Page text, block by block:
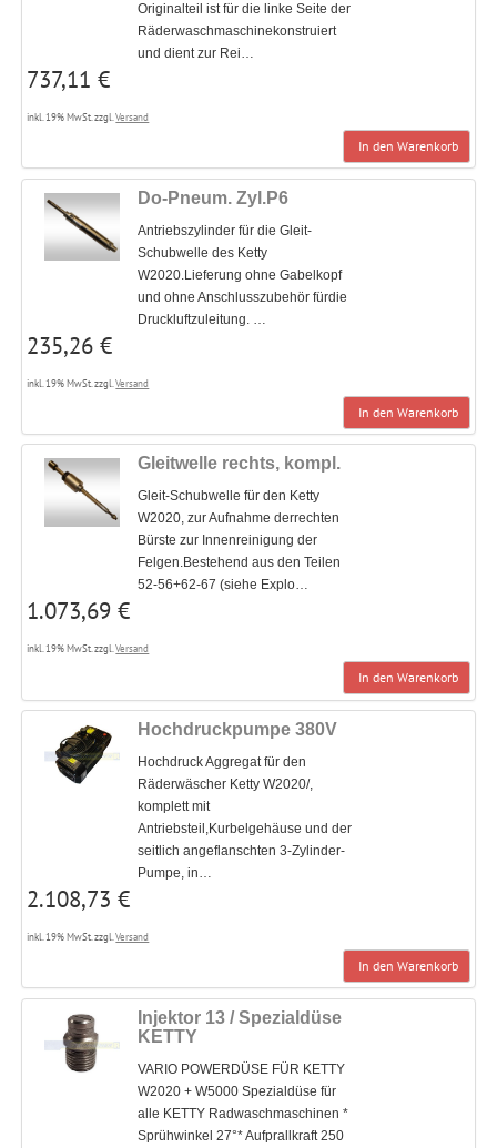
Originalteil ist für die linke Seite der
Räderwaschmaschinekonstruiert
und dient zur Rei…
737,11 €
inkl. 19% MwSt. zzgl.Versand
In den Warenkorb
Do-Pneum. Zyl.P6
Antriebszylinder für die Gleit-
Schubwelle des Ketty
W2020.Lieferung ohne Gabelkopf
und ohne Anschlusszubehör fürdie
Druckluftzuleitung. …
235,26 €
inkl. 19% MwSt. zzgl.Versand
In den Warenkorb
Gleitwelle rechts, kompl.
Gleit-Schubwelle für den Ketty
W2020, zur Aufnahme derrechten
Bürste zur Innenreinigung der
Felgen.Bestehend aus den Teilen
52-56+62-67 (siehe Explo…
1.073,69 €
inkl. 19% MwSt. zzgl.Versand
In den Warenkorb
Hochdruckpumpe 380V
Hochdruck Aggregat für den
Räderwäscher Ketty W2020/,
komplett mit
Antriebsteil,Kurbelgehäuse und der
seitlich angeflanschten 3-Zylinder-
Pumpe, in…
2.108,73 €
inkl. 19% MwSt. zzgl.Versand
In den Warenkorb
Injektor 13 / Spezialdüse
KETTY
VARIO POWERDÜSE FÜR KETTY
W2020 + W5000 Spezialdüse für
alle KETTY Radwaschmaschinen *
Sprühwinkel 27°* Aufprallkraft 250